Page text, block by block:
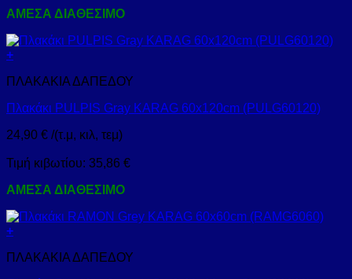
ΑΜΕΣΑ ΔΙΑΘΕΣΙΜΟ
+
ΠΛΑΚΑΚΙΑ ΔΑΠΕΔΟΥ
Πλακάκι PULPIS Gray KARAG 60x120cm (PULG60120)
24,90 € /(τ.μ, κιλ, τεμ)
Τιμή κιβωτίου: 35,86 €
ΑΜΕΣΑ ΔΙΑΘΕΣΙΜΟ
+
ΠΛΑΚΑΚΙΑ ΔΑΠΕΔΟΥ